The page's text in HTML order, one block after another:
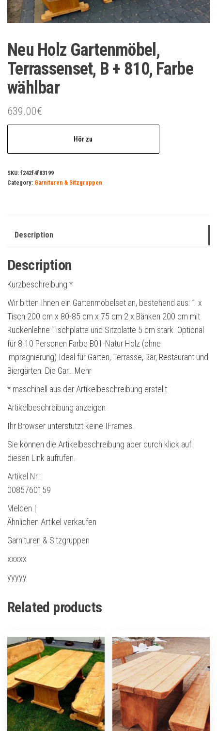
Neu Holz Gartenmöbel,
Terrassenset, B + 810, Farbe
wählbar
639.00€
Hör zu
SKU: f242f4f83199
Category: Garnituren & Sitzgruppen
Description
Description
Kurzbeschreibung *
Wir bitten Ihnen ein Gartenmöbelset an, bestehend aus: 1 x
Tisch 200 cm x 80-85 cm x 75 cm 2 x Bänken 200 cm mit
Rückenlehne Tischplatte und Sitzplatte 5 cm stark. Optional
für 8-10 Personen Farbe B01-Natur Holz (ohne
imprägnierung) Ideal für Garten, Terrasse, Bar, Restaurant und
Biergärten. Die Gar… Mehr
* maschinell aus der Artikelbeschreibung erstellt
Artikelbeschreibung anzeigen
Ihr Browser unterstützt keine IFrames.
Sie können die Artikelbeschreibung aber durch klick auf
diesen Link aufrufen.
Artikel Nr.:
0085760159
Melden |
Ähnlichen Artikel verkaufen
Garnituren & Sitzgruppen
xxxxx
yyyyy
Related products